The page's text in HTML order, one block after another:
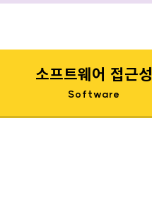
소프트웨어 접근성
Software